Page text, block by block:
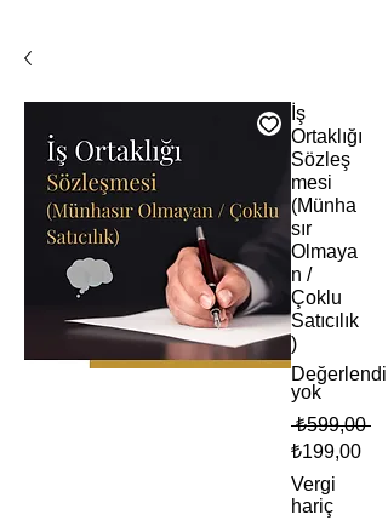
İş
Ortaklığı
Sözleş
mesi
(Münha
sır
Olmaya
n /
Çoklu
Satıcılık
)
yok
₺599,00
₺199,00
Vergi
hariç